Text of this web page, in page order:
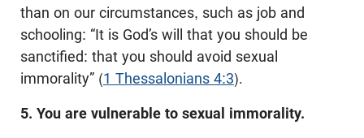
than on our circumstances, such as job and
schooling: “It is God’s will that you should be
sanctified: that you should avoid sexual
immorality” (1 Thessalonians 4:3).
5. You are vulnerable to sexual immorality.